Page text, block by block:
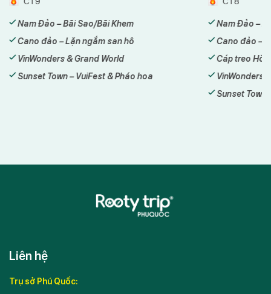
hô
Pháo hoa
Nam Đảo – Bãi Sao/Bãi Khem
Cano đảo – Lặn ngắm san hô
Cáp treo Hòn Thơm – Aquatopia
VinWonders & Grand World
Liên hệ
Trụ sở Phú Quốc: